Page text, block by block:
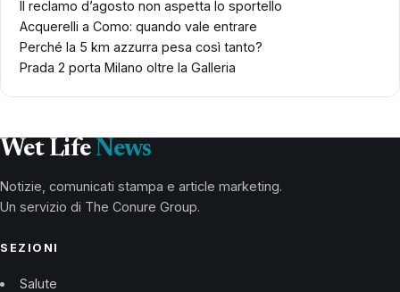
Il reclamo d’agosto non aspetta lo sportello
Acquerelli a Como: quando vale entrare
Perché la 5 km azzurra pesa così tanto?
Prada 2 porta Milano oltre la Galleria
Wet Life News
Notizie, comunicati stampa e article marketing.
Un servizio di The Conure Group.
SEZIONI
Salute